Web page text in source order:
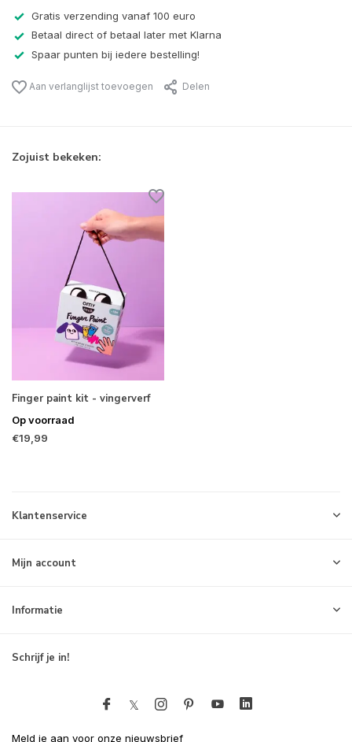
Gratis verzending vanaf 100 euro
Betaal direct of betaal later met Klarna
Spaar punten bij iedere bestelling!
Aan verlanglijst toevoegen Delen
Zojuist bekeken:
Finger paint kit - vingerverf
Op voorraad
€19,99
Klantenservice
Mijn account
Informatie
Schrijf je in!
Meld je aan voor onze nieuwsbrief